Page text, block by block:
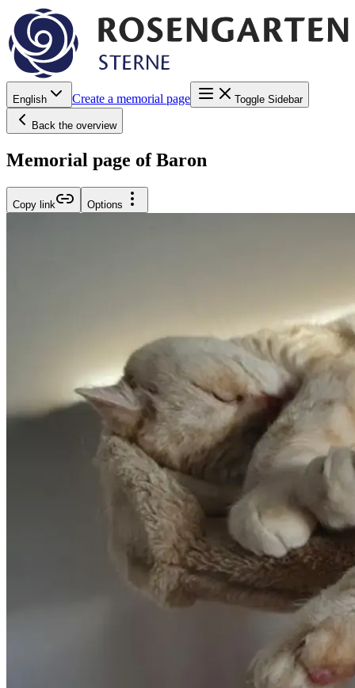
English Create a memorial page Toggle Sidebar
Back the overview
Memorial page of Baron
Copy link Options